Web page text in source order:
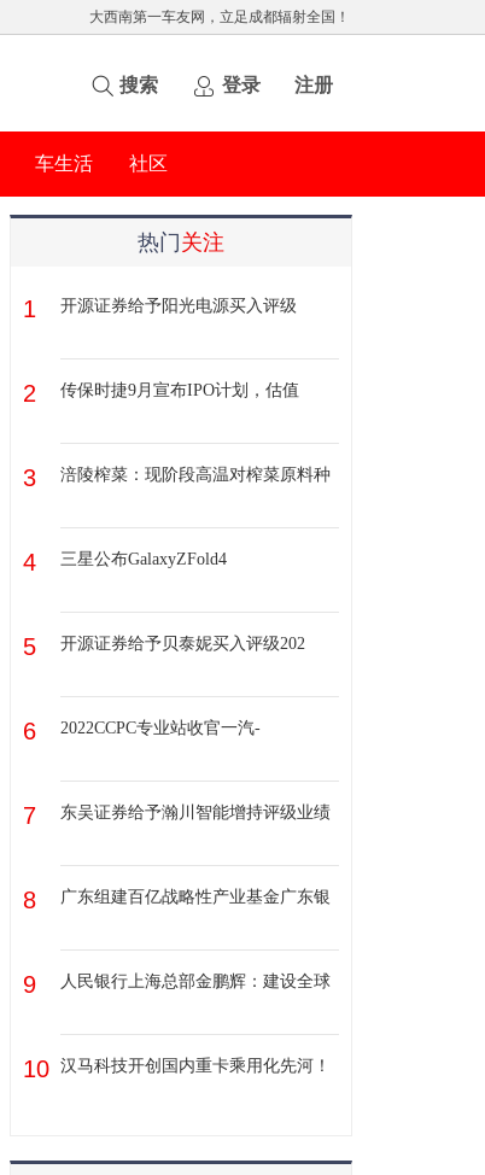
大西南第一车友网，立足成都辐射全国！
登录 注册
搜索
车生活 社区
热门 关注
1 开源证券给予阳光电源买入评级
2 传保时捷9月宣布IPO计划，估值
3 涪陵榨菜：现阶段高温对榨菜原料种
4 三星公布GalaxyZFold4
5 开源证券给予贝泰妮买入评级202
6 2022CCPC专业站收官一汽-
7 东吴证券给予瀚川智能增持评级业绩
8 广东组建百亿战略性产业基金广东银
9 人民银行上海总部金鹏辉：建设全球
10 汉马科技开创国内重卡乘用化先河！